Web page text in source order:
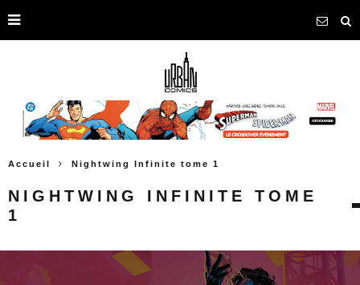
Accueil Nightwing Infinite tome 1
NIGHTWING INFINITE TOME
1